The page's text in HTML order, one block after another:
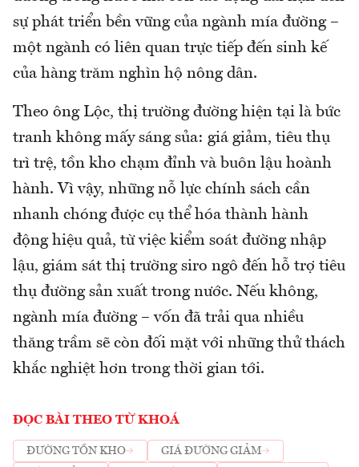
sự phát triển bền vững của ngành mía đường –
một ngành có liên quan trực tiếp đến sinh kế
của hàng trăm nghìn hộ nông dân.
Theo ông Lộc, thị trường đường hiện tại là bức
tranh không mấy sáng sủa: giá giảm, tiêu thụ
trì trệ, tồn kho chạm đỉnh và buôn lậu hoành
hành. Vì vậy, những nỗ lực chính sách cần
nhanh chóng được cụ thể hóa thành hành
động hiệu quả, từ việc kiểm soát đường nhập
lậu, giám sát thị trường siro ngô đến hỗ trợ tiêu
thụ đường sản xuất trong nước. Nếu không,
ngành mía đường – vốn đã trải qua nhiều
thăng trầm sẽ còn đối mặt với những thử thách
khắc nghiệt hơn trong thời gian tới.
ĐỌC BÀI THEO TỪ KHOÁ
ĐƯỜNG TỒN KHO
GIÁ ĐƯỜNG GIẢM